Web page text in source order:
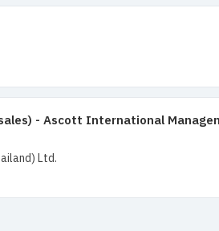
- Ascott International
Ltd.